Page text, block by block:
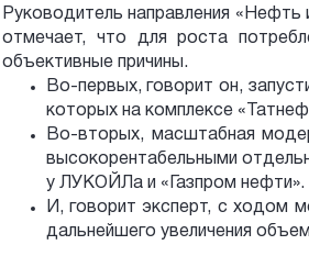
Руководитель направления «Нефть
отмечает, что для роста
объективные причины.
Во-первых, говорит он,
которых на комплексе
Во-вторых, масштабная
высокорентабельными
у ЛУКОЙЛа и «Газпром нефти».
И, говорит эксперт, с ходом
дальнейшего увеличения